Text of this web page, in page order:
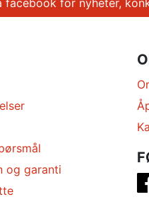
og garanti